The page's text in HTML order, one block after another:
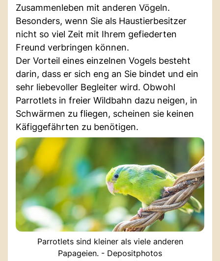
Zusammenleben mit anderen Vögeln.
Besonders, wenn Sie als Haustierbesitzer
nicht so viel Zeit mit Ihrem gefiederten
Freund verbringen können.
Der Vorteil eines einzelnen Vogels besteht
darin, dass er sich eng an Sie bindet und ein
sehr liebevoller Begleiter wird. Obwohl
Parrotlets in freier Wildbahn dazu neigen, in
Schwärmen zu fliegen, scheinen sie keinen
Käfiggefährten zu benötigen.
Parrotlets sind kleiner als viele anderen
Papageien. - Depositphotos